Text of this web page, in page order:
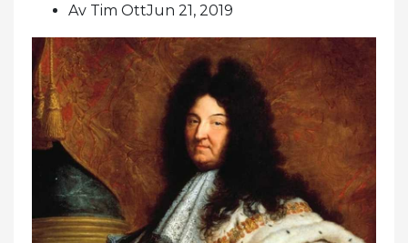
Av Tim OttJun 21, 2019